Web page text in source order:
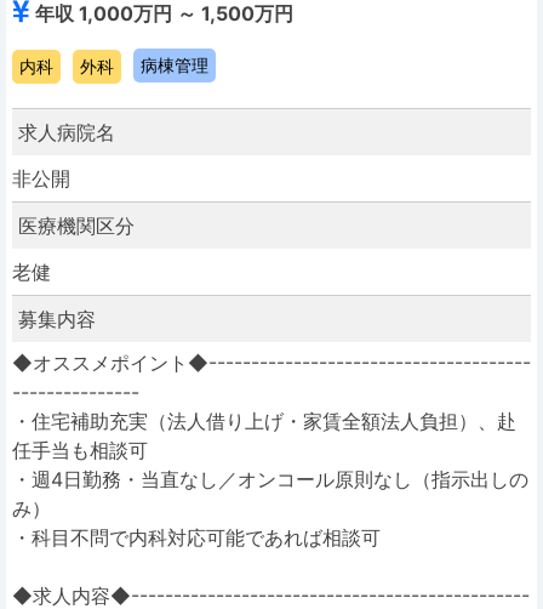
年収 1,000万円 ～ 1,500万円
内科 外科 病棟管理
求人病院名
非公開
医療機関区分
老健
募集内容
◆オススメポイント◆--------------------------------------
---------------
・住宅補助充実（法人借り上げ・家賃全額法人負担）、赴
任手当も相談可
・週4日勤務・当直なし／オンコール原則なし（指示出しの
み）
・科目不問で内科対応可能であれば相談可
◆求人内容◆-----------------------------------------------